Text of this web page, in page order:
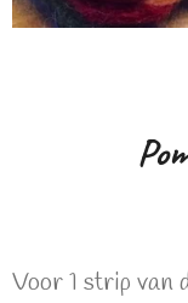
Voor 1 strip van